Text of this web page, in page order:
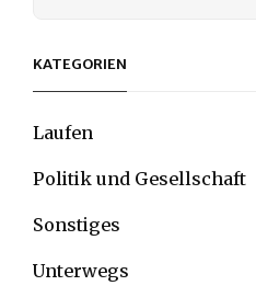
KATEGORIEN
Laufen
Politik und Gesellschaft
Sonstiges
Unterwegs